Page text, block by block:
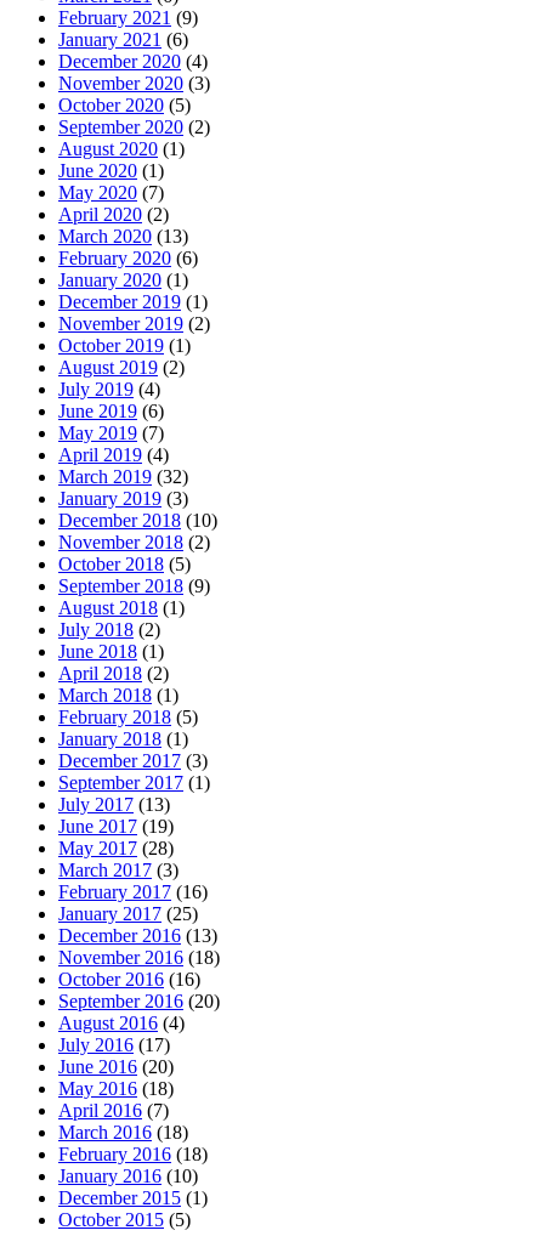
February 2021 (9)
January 2021 (6)
December 2020 (4)
November 2020 (3)
October 2020 (5)
September 2020 (2)
August 2020 (1)
June 2020 (1)
May 2020 (7)
April 2020 (2)
March 2020 (13)
February 2020 (6)
January 2020 (1)
December 2019 (1)
November 2019 (2)
October 2019 (1)
August 2019 (2)
July 2019 (4)
June 2019 (6)
May 2019 (7)
April 2019 (4)
March 2019 (32)
January 2019 (3)
December 2018 (10)
November 2018 (2)
October 2018 (5)
September 2018 (9)
August 2018 (1)
July 2018 (2)
June 2018 (1)
April 2018 (2)
March 2018 (1)
February 2018 (5)
January 2018 (1)
December 2017 (3)
September 2017 (1)
July 2017 (13)
June 2017 (19)
May 2017 (28)
March 2017 (3)
February 2017 (16)
January 2017 (25)
December 2016 (13)
November 2016 (18)
October 2016 (16)
September 2016 (20)
August 2016 (4)
July 2016 (17)
June 2016 (20)
May 2016 (18)
April 2016 (7)
March 2016 (18)
February 2016 (18)
January 2016 (10)
December 2015 (1)
October 2015 (5)